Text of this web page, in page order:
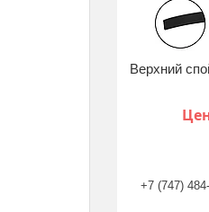
Верхний
+7 (747)